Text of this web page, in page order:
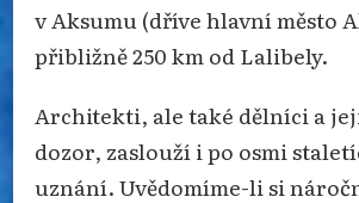
v Aksumu (dříve hlavní město
přibližně 250 km od Lalibely.
Architekti, ale také dělníci a
dozor, zaslouží i po osmi
uznání. Uvědomíme-li si